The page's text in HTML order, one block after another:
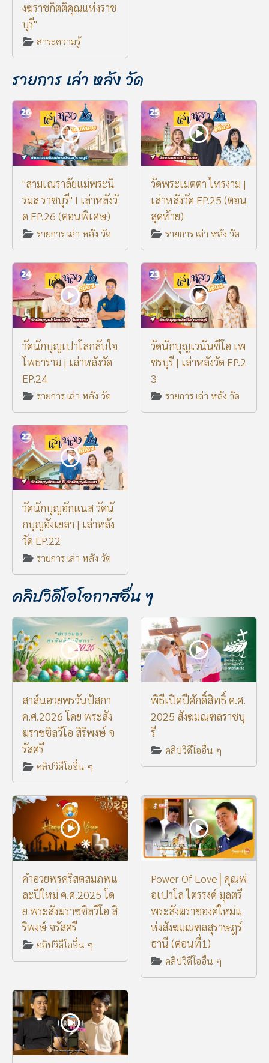
งฆราชกิตติคุณแห่งราช
บุรี"
สาระความรู้
รายการ เล่า หลัง วัด
"สามเณราลัยแม่พระนิ
รมล ราชบุรี" I เล่าหลังวั
ด EP.26 (ตอนพิเศษ)
รายการ เล่า หลัง วัด
วัดพระเมตตา ไทรงาม |
เล่าหลังวัด EP.25 (ตอน
สุดท้าย)
รายการ เล่า หลัง วัด
วัดนักบุญเปาโลกลับใจ
โพธาราม | เล่าหลังวัด
EP.24
รายการ เล่า หลัง วัด
วัดนักบุญเวนันซีโอ เพ
ชรบุรี | เล่าหลังวัด EP.2
3
รายการ เล่า หลัง วัด
วัดนักบุญอักแนส วัดนั
กบุญอังเยลา | เล่าหลัง
วัด EP.22
รายการ เล่า หลัง วัด
คลิปวิดีโอโอกาสอื่น ๆ
สาส์นอวยพรวันปัสกา
ค.ศ.2026 โดย พระสัง
ฆราชซิลวีโอ สิริพงษ์ จ
รัสศรี
คลิปวิดีโออื่น ๆ
พิธีเปิดปีศักดิ์สิทธิ์ ค.ศ.
2025 สังฆมณฑลราชบุ
รี
คลิปวิดีโออื่น ๆ
คำอวยพรคริสตสมภพแ
ละปีใหม่ ค.ศ.2025 โด
ย พระสังฆราชซิลวีโอ สิ
ริพงษ์ จรัสศรี
คลิปวิดีโออื่น ๆ
Power Of Love│คุณพ่
อเปาโล ไตรรงค์ มุลตรี
พระสังฆราชองค์ใหม่แ
ห่งสังฆมณฑลสุราษฎร์
ธานี (ตอนที่1)
คลิปวิดีโออื่น ๆ